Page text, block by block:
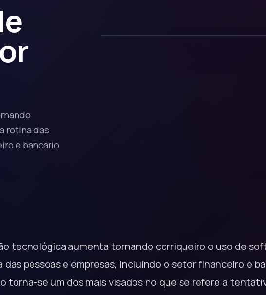
rotina das
e bancário
tecnológica aumenta tornando corriqueiro o uso de
pessoas e empresas, incluindo o setor financeiro e
torna-se um dos mais visados no que se refere a